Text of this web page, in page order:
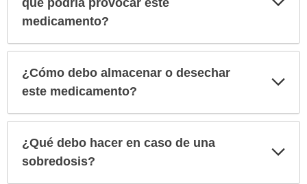
medicamento?
¿Cómo debo almacenar o desechar
este medicamento?
¿Qué debo hacer en caso de una
sobredosis?